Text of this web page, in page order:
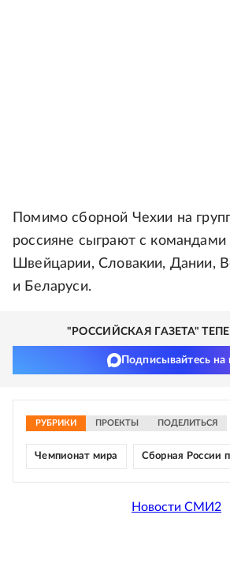
Помимо сборной Чехии на
россияне сыграют с
Швейцарии, Словакии, Дании,
и Беларуси.
"РОССИЙСКАЯ ГАЗЕТА"
Подписывайтесь на
РУБРИКИ ПРОЕКТЫ ПОДЕЛИТЬСЯ
Чемпионат мира Сборная России
Новости СМИ2